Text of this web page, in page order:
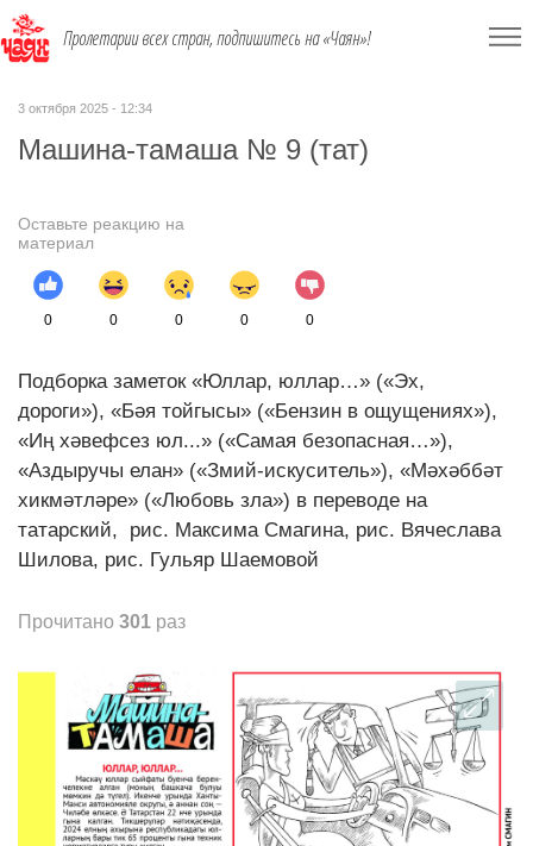
Пролетарии всех стран, подпишитесь на «Чаян»!
3 октября 2025 - 12:34
Машина-тамаша № 9 (тат)
Оставьте реакцию на
материал
0 0 0 0 0
Подборка заметок «Юллар, юллар…» («Эх,
дороги»), «Бәя тойгысы» («Бензин в ощущениях»),
«Иң хәвефсез юл...» («Самая безопасная…»),
«Аздыручы елан» («Змий-искуситель»), «Мәхәббәт
хикмәтләре» («Любовь зла») в переводе на
татарский, рис. Максима Смагина, рис. Вячеслава
Шилова, рис. Гульяр Шаемовой
Прочитано 301 раз